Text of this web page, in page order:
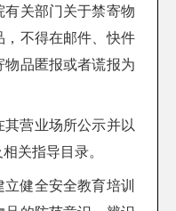
关部门关于禁寄物
，不得在邮件、快件
物品匿报或者谎报为
营业场所公示并以
关指导目录。
健全安全教育培训